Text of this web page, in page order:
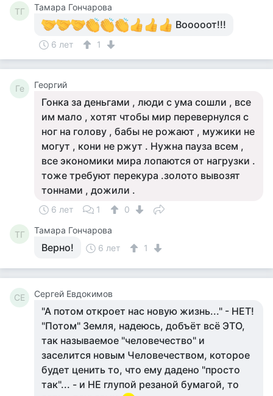
ТГ Тамара Гончарова
Вооооот!!!
6 лет 1
Ге Георгий
Гонка за деньгами , люди с ума сошли , все
им мало , хотят чтобы мир перевернулся с
ног на голову , бабы не рожают , мужики не
могут , кони не ржут . Нужна пауза всем ,
все экономики мира лопаются от нагрузки .
тоже требуют перекура .золото вывозят
тоннами , дожили .
6 лет 1 0
ТГ Тамара Гончарова
Верно! 6 лет 1
СЕ Сергей Евдокимов
"А потом откроет нас новую жизнь..." - НЕТ!
"Потом" Земля, надеюсь, добъёт всё ЭТО,
так называемое "человечество" и
заселится новым Человечеством, которое
будет ценить то, что ему дадено "просто
так"... - и НЕ глупой резаной бумагой, то